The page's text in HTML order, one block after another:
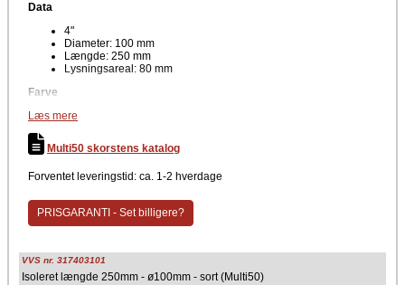
Data
4"
Diameter: 100 mm
Længde: 250 mm
Lysningsareal: 80 mm
Farve
Sort
Det er muligt at sammebygge skorstenslængderne til enhver ønsket
totalhøjde. Skorstenen er lavet af rustfri stål og har en god CMS
Læs mere
Multi50 skorstens katalog
Forventet leveringstid: ca. 1-2 hverdage
PRISGARANTI - Set billigere?
VVS nr. 317403101
Isoleret længde 250mm - ø100mm - sort (Multi50)